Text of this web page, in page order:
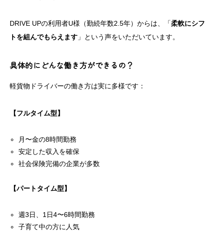
DRIVE UPの利用者U様（勤続年数2.5年）からは、「柔軟にシフ
トを組んでもらえます 」という声をいただいています。
具体的にどんな働き方ができるの？
軽貨物ドライバーの働き方は実に多様です：
【フルタイム型】
月〜金の8時間勤務
安定した収入を確保
社会保険完備の企業が多数
【パートタイム型】
週3日、1日4〜6時間勤務
子育て中の方に人気